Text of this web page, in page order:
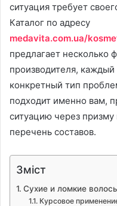
ситуация требует
Каталог по адресу
medavita.com.ua/
предлагает несколько
производителя, каждый
конкретный тип
подходит именно вам,
ситуацию через призму
перечень составов.
Зміст
Сухие и ломкие
Курсовое